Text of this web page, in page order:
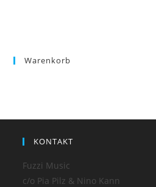
Warenkorb
KONTAKT
Fuzzi Music
c/o Pia Pilz & Nino Kann